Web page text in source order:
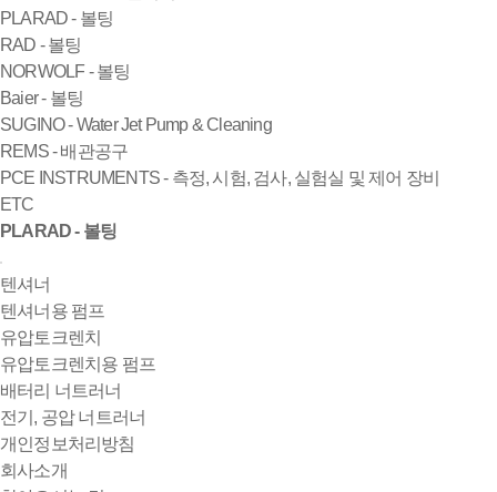
PLARAD - 볼팅
RAD - 볼팅
NORWOLF - 볼팅
Baier - 볼팅
SUGINO - Water Jet Pump & Cleaning
REMS - 배관공구
PCE INSTRUMENTS - 측정, 시험, 검사, 실험실 및 제어 장비
ETC
PLARAD - 볼팅
텐셔너
텐셔너용 펌프
유압토크렌치
유압토크렌치용 펌프
배터리 너트러너
전기, 공압 너트러너
개인정보처리방침
회사소개